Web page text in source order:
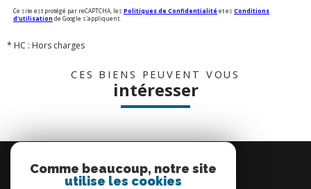
Ce site est protégé par reCAPTCHA, les Politiques de Confidentialité et es Conditions
d'utilisation de Google s'appliquent.
* HC : Hors charges
CES BIENS PEUVENT VOUS
intéresser
connecter
Comme beaucoup, notre site
utilise les cookies